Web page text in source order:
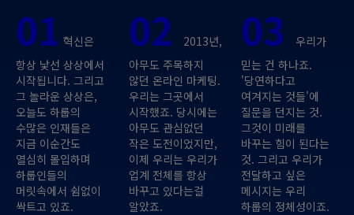
01 혁신은
항상 낯선 상상에서
시작됩니다. 그리고
그 놀라운 상상은,
오늘도 하룹의
수많은 인재들은
지금 이순간도
열심히 몰입하며
하룹인들의
머릿속에서 쉼없이
싹트고 있죠.
02
2013년,
아무도 주목하지
않던 온라인 마케팅.
우리는 그곳에서
시작했죠. 당시에는
아무도 관심없던
작은 도전이었지만,
이제 우리는 우리가
업계 전체를 항상
바꾸고 있다는걸
알았죠.
03우리가
믿는 건 하나죠.
'당연하다고
여겨지는 것들'에
질문을 던지는 것.
그것이 미래를
바꾸는 힘이 된다는
것. 그리고 우리가
전달하고 싶은
메시지는 우리
하룹의 정체성이죠.